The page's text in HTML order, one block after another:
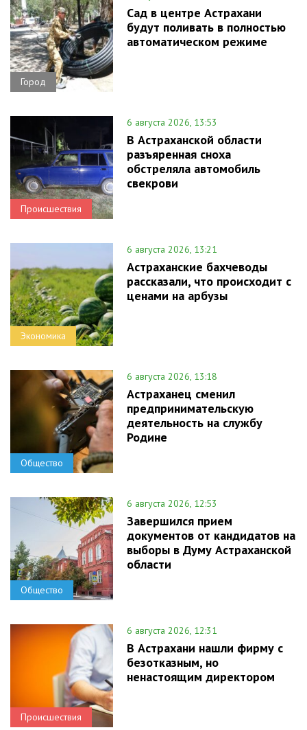
Город
Сад в центре Астрахани
будут поливать в полностью
автоматическом режиме
Происшествия
6 августа 2026, 13:53
В Астраханской области
разъяренная сноха
обстреляла автомобиль
свекрови
Экономика
6 августа 2026, 13:21
Астраханские бахчеводы
рассказали, что происходит с
ценами на арбузы
Общество
6 августа 2026, 13:18
Астраханец сменил
предпринимательскую
деятельность на службу
Родине
Общество
6 августа 2026, 12:53
Завершился прием
документов от кандидатов на
выборы в Думу Астраханской
области
Происшествия
6 августа 2026, 12:31
В Астрахани нашли фирму с
безотказным, но
ненастоящим директором